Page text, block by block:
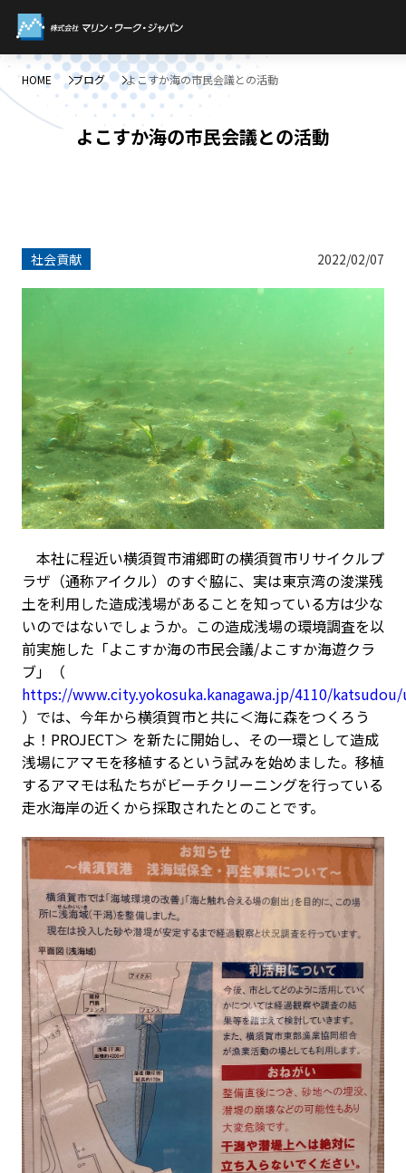
HOME ブログ よこすか海の市民会議との活動
よこすか海の市民会議との活動
社会貢献 2022/02/07
本社に程近い横須賀市浦郷町の横須賀市リサイクルプ
ラザ（通称アイクル）のすぐ脇に、実は東京湾の浚渫残
土を利用した造成浅場があることを知っている方は少な
いのではないでしょうか。この造成浅場の環境調査を以
前実施した「よこすか海の市民会議/よこすか海遊クラ
ブ」（
https://www.city.yokosuka.kanagawa.jp/4110/
）では、今年から横須賀市と共に＜海に森をつくろう
よ！PROJECT＞ を新たに開始し、その一環として造成
浅場にアマモを移植するという試みを始めました。移植
するアマモは私たちがビーチクリーニングを行っている
走水海岸の近くから採取されたとのことです。